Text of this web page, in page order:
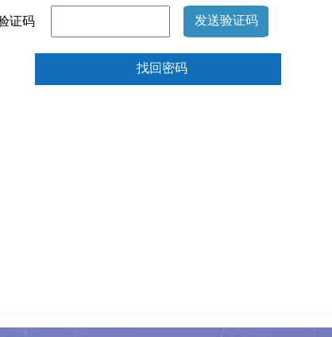
证码 发送验证码